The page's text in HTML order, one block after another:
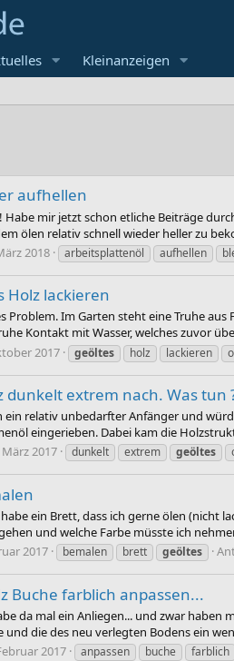
Kleinanzeigen
aufhellen
mir jetzt schon etliche Beiträge
ölen relativ schnell wieder heller zu
2018 arbeitsplattenöl aufhellen
Holz lackieren
Problem. Im Garten steht eine Truhe
Kontakt mit Wasser, welches zuvor
2017 geöltes holz lackieren
dunkelt extrem nach. Was tun
ein relativ unbedarfter Anfänger und
eingerieben. Dabei kam die
März 2017 dunkelt extrem geöltes
ein Brett, dass ich gerne ölen (nicht
und welche Farbe müsste ich
2017 bemalen brett geöltes
Buche farblich anpassen...
da mal ein Anliegen... und zwar haben
und die des neu verlegten Bodens ein
2017 anpassen buche farblich